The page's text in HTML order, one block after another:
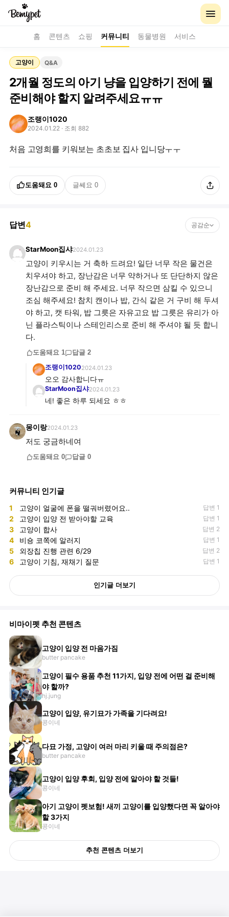
홈 콘텐츠 쇼핑 커뮤니티 동물병원 서비스
고양이 Q&A
2개월 정도의 아기 냥을 입양하기 전에 뭘
준비해야 할지 알려주세요ㅠㅠ
조랭이1020
2024.01.22 · 조회 882
처음 고영희를 키워보는 초초보 집사 입니당ㅜㅜ
도움돼요 0 글쎄요 0
답변4 공감순
StarMoon집샤2024.01.23
고양이 키우시는 거 축하 드려요! 일단 너무 작은 물건은
치우셔야 하고, 장난감은 너무 약하거나 또 단단하지 않은
장난감으로 준비 해 주세요. 너무 작으면 삼킬 수 있으니
조심 해주세요! 참치 캔이나 밥, 간식 같은 거 구비 해 두셔
야 하고, 캣 타워, 밥 그릇은 자유고요 밥 그릇은 유리가 아
닌 플라스틱이나 스테인리스로 준비 해 주셔야 될 듯 합니
다.
도움돼요 1 답글 2
조랭이10202024.01.23
오오 감사합니다ㅠ
StarMoon집샤2024.01.23
네! 좋은 하루 되세요 ㅎㅎ
몽이랑2024.01.23
저도 궁금하네여
도움돼요 0 답글 0
커뮤니티 인기글
1 고양이 얼굴에 폰을 떨궈버렸어요.. 답변 1
2 고양이 입양 전 받아야할 교육 답변 1
3 고양이 합사 답변 2
4 비숑 코쪽에 알러지 답변 1
5 외장칩 진행 관련 6/29 답변 2
6 고양이 기침, 재채기 질문 답변 1
인기글 더보기
비마이펫 추천 콘텐츠
고양이 입양 전 마음가짐
butter pancake
고양이 필수 용품 추천 11가지, 입양 전에 어떤 걸 준비해
야 할까?
hj.jung
고양이 입양, 유기묘가 가족을 기다려요!
콩이네
다묘 가정, 고양이 여러 마리 키울 때 주의점은?
butter pancake
고양이 입양 후회, 입양 전에 알아야 할 것들!
콩이네
아기 고양이 펫보험! 새끼 고양이를 입양했다면 꼭 알아야
할 3가지
콩이네
추천 콘텐츠 더보기